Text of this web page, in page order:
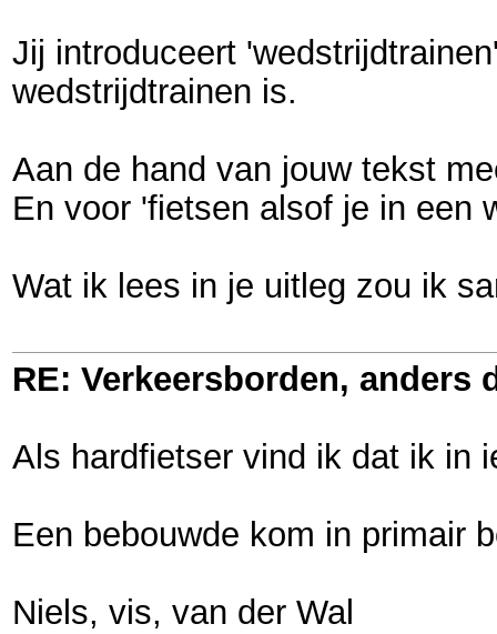
Jij introduceert
wedstrijdtrainen is.
Aan de hand van jouw tekst
En voor 'fietsen alsof je in een
Wat ik lees in je uitleg zou ik
RE: Verkeersborden, anders
Als hardfietser vind ik dat ik in
Een bebouwde kom in primair
Niels, vis, van der Wal